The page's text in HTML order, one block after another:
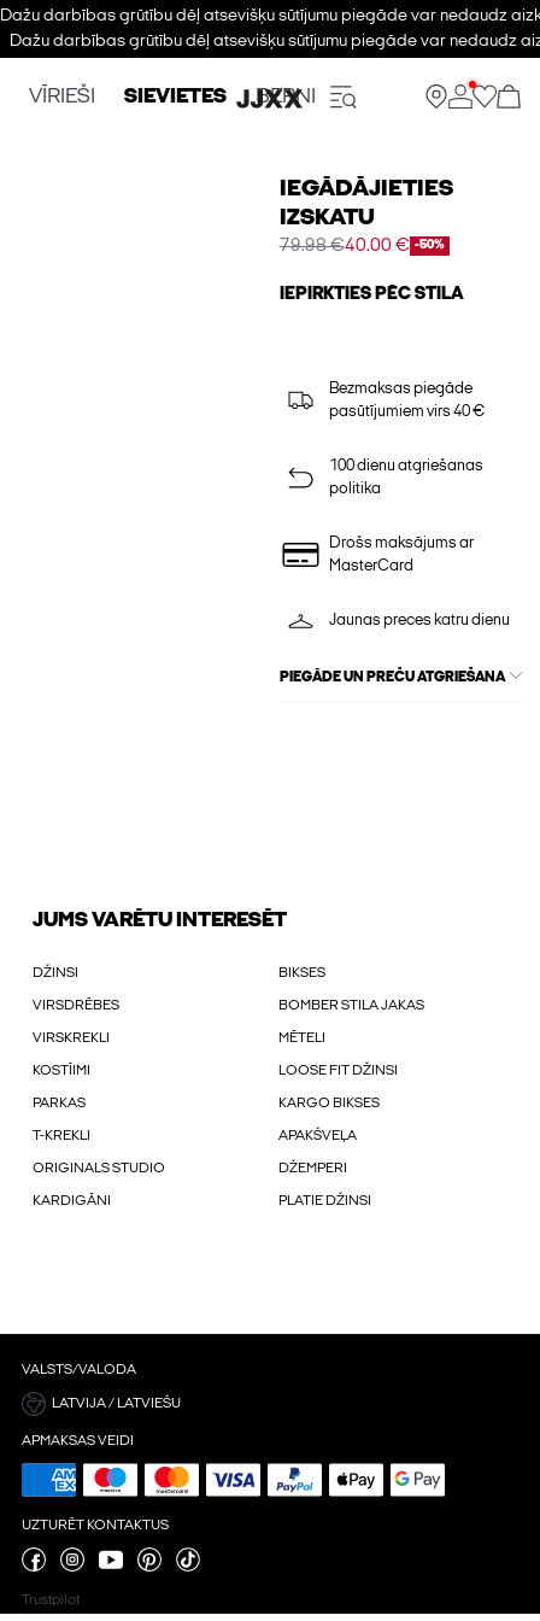
Dažu darbības grūtību dēļ atsevišķu sūtījumu piegāde var nedaudz
Dažu darbības grūtību dēļ atsevišķu sūtījumu piegāde var nedaudz
VĪRIEŠI SIEVIETES BERNI
IEGĀDĀJIETIES
IZSKATU
79.98 €40.00 € -50%
IEPIRKTIES PĒC STILA
Bezmaksas piegāde
pasūtījumiem virs 40 €
100 dienu atgriešanas
politika
Drošs maksājums ar
MasterCard
Jaunas preces katru dienu
PIEGĀDE UN PREČU ATGRIEŠANA
JUMS VARĒTU INTERESĒT
DŽINSI BIKSES
VIRSDRĒBES BOMBER STILA JAKAS
VIRSKREKLI MĒTELI
KOSTĪIMI LOOSE FIT DŽINSI
PARKAS KARGO BIKSES
T-KREKLI APAKŠVEĻA
ORIGINALS STUDIO DŽEMPERI
KARDIGĀNI PLATIE DŽINSI
VALSTS/VALODA
LATVIJA / LATVIEŠU
APMAKSAS VEIDI
UZTURĒT KONTAKTUS
Trustpilot